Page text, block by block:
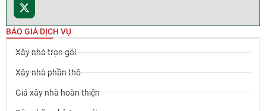
BÁO GIÁ DỊCH VỤ
Xây nhà trọn gói
Xây nhà phần thô
Giá xây nhà hoàn thiện